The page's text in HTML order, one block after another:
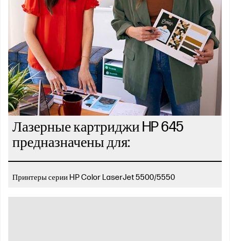
Лазерные картриджи HP 645
предназначены для:
Принтеры серии HP Color LaserJet 5500/5550